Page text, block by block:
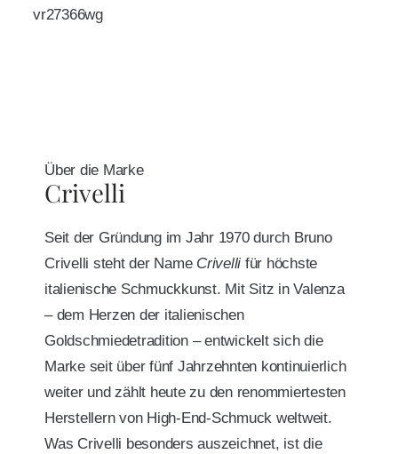
vr27366wg
Über die Marke
Crivelli
Seit der Gründung im Jahr 1970 durch Bruno
Crivelli steht der Name Crivelli für höchste
italienische Schmuckkunst. Mit Sitz in Valenza
– dem Herzen der italienischen
Goldschmiedetradition – entwickelt sich die
Marke seit über fünf Jahrzehnten kontinuierlich
weiter und zählt heute zu den renommiertesten
Herstellern von High-End-Schmuck weltweit.
Was Crivelli besonders auszeichnet, ist die